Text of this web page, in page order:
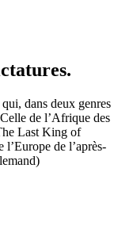
dans deux genres
de l’Afrique des
Last King of
de l’après-